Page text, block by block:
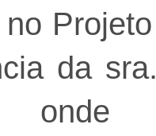
da
onde